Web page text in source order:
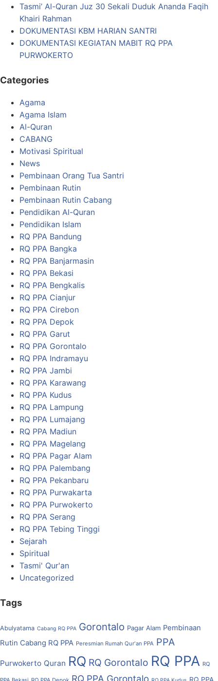
Tasmi’ Al-Quran Juz 30 Sekali Duduk Ananda Faqih
Khairi Rahman
DOKUMENTASI KBM HARIAN SANTRI
DOKUMENTASI KEGIATAN MABIT RQ PPA
PURWOKERTO
Categories
Agama
Agama Islam
Al-Quran
CABANG
Motivasi Spiritual
News
Pembinaan Orang Tua Santri
Pembinaan Rutin
Pembinaan Rutin Cabang
Pendidikan Al-Quran
Pendidikan Islam
RQ PPA Bandung
RQ PPA Bangka
RQ PPA Banjarmasin
RQ PPA Bekasi
RQ PPA Bengkalis
RQ PPA Cianjur
RQ PPA Cirebon
RQ PPA Depok
RQ PPA Garut
RQ PPA Gorontalo
RQ PPA Indramayu
RQ PPA Jambi
RQ PPA Karawang
RQ PPA Kudus
RQ PPA Lampung
RQ PPA Lumajang
RQ PPA Madiun
RQ PPA Magelang
RQ PPA Pagar Alam
RQ PPA Palembang
RQ PPA Pekanbaru
RQ PPA Purwakarta
RQ PPA Purwokerto
RQ PPA Serang
RQ PPA Tebing Tinggi
Sejarah
Spiritual
Tasmi' Qur'an
Uncategorized
Tags
Abulyatama Cabang RQ PPA Gorontalo Pagar Alam Pembinaan
Rutin Cabang RQ PPA Peresmian Rumah Qur'an PPA PPA
Purwokerto Quran RQ RQ Gorontalo RQ PPA RQ
RQ PPA Gorontalo RQ PPA